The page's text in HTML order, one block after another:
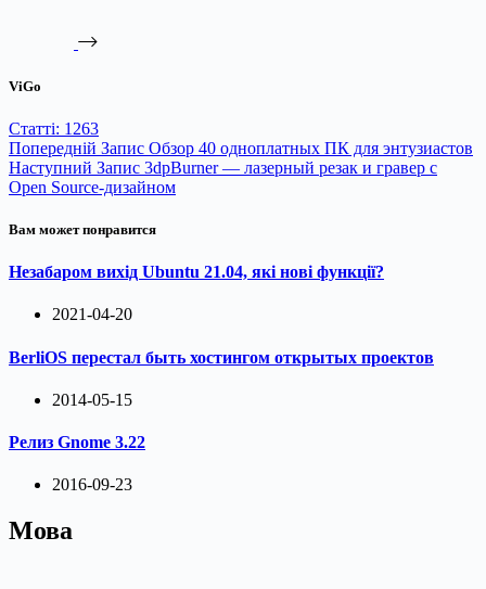
ViGo
Статті: 1263
Попередній Запис Обзор 40 одноплатных ПК для энтузиастов
Наступний Запис 3dpBurner — лазерный резак и гравер с
Open Source-дизайном
Вам может понравится
Незабаром вихід Ubuntu 21.04, які нові функції?
2021-04-20
BerliOS перестал быть хостингом открытых проектов
2014-05-15
Релиз Gnome 3.22
2016-09-23
Мова